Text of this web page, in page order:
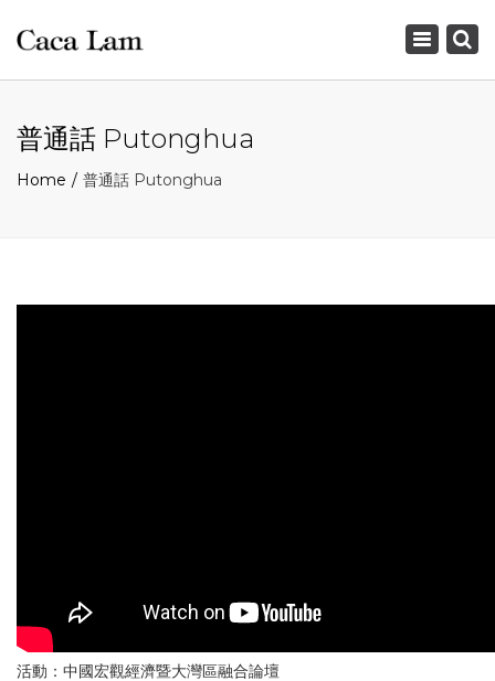
Toggle
普通話 Putonghua
Home 普通話 Putonghua
活動：中國宏觀經濟暨大灣區融合論壇